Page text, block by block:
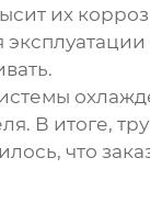
их
В итоге,
что